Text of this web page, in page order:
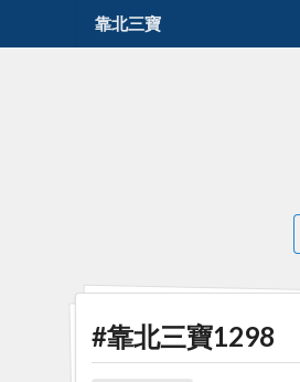
靠北三寶
#靠北三寶1298